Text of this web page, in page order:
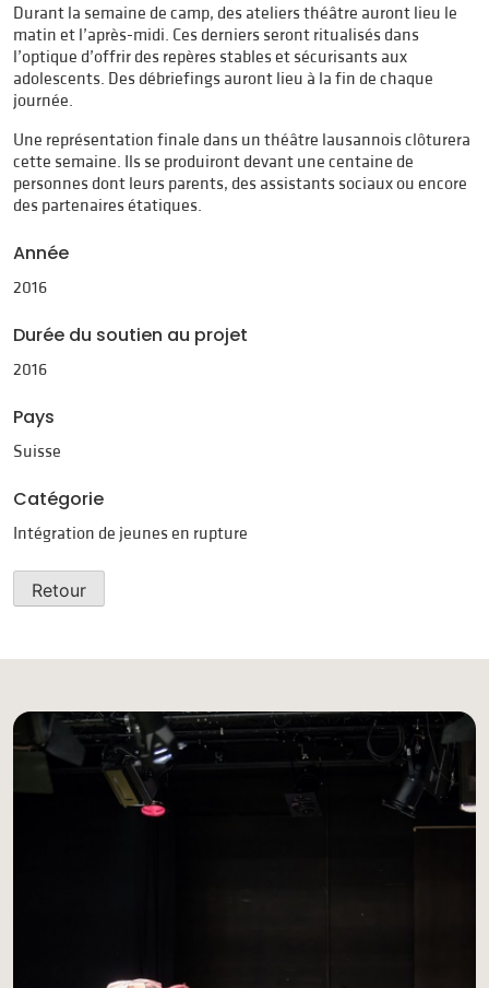
Durant la semaine de camp, des ateliers théâtre auront lieu le
matin et l’après-midi. Ces derniers seront ritualisés dans
l’optique d’offrir des repères stables et sécurisants aux
adolescents. Des débriefings auront lieu à la fin de chaque
journée.
Une représentation finale dans un théâtre lausannois clôturera
cette semaine. Ils se produiront devant une centaine de
personnes dont leurs parents, des assistants sociaux ou encore
des partenaires étatiques.
Année
2016
Durée du soutien au projet
2016
Pays
Suisse
Catégorie
Intégration de jeunes en rupture
Retour